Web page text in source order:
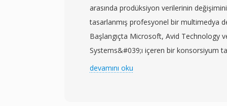
arasında prodüksiyon verilerinin
tasarlanmış profesyonel bir multimedya
Başlangıçta Microsoft, Avid Technology
Systems&#039;ı içeren bir konsorsiyum
format, şu anda Advanced Media
devamını oku